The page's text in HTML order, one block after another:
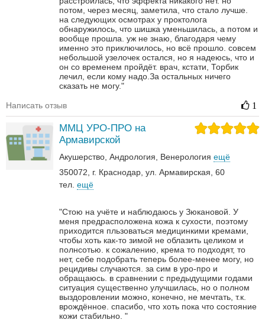
потом, через месяц, заметила, что стало лучше.
на следующих осмотрах у проктолога
обнаружилось, что шишка уменьшилась, а потом и
вообще прошла. уж не знаю, благодаря чему
именно это приключилось, но всё прошло. совсем
небольшой узелочек остался, но я надеюсь, что и
он со временем пройдёт. врач, кстати, Торбик
лечил, если кому надо.За остальных ничего
сказать не могу."
Написать отзыв 1
ММЦ УРО-ПРО на
Армавирской
Акушерство Андрология‎ Венерология‎ ещё
350072, г. Краснодар, ул. Армавирская, 60
тел. ещё
"Стою на учёте и наблюдаюсь у Зюкановой. У
меня предрасположена кожа к сухости, поэтому
приходится пльзоваться медицинкими кремами,
чтобы хоть как-то зимой не облазить целиком и
полнсотью. к сожалению, крема то подходят, то
нет, себе подобрать теперь более-менее могу, но
рецидивы случаются. за сим в уро-про и
обращаюсь. в сравнении с предыдущими годами
ситуация существенно улучшилась, но о полном
выздоровлении можно, конечно, не мечтать, т.к.
врождённое. спасибо, что хоть пока что состояние
кожи стабильно. "